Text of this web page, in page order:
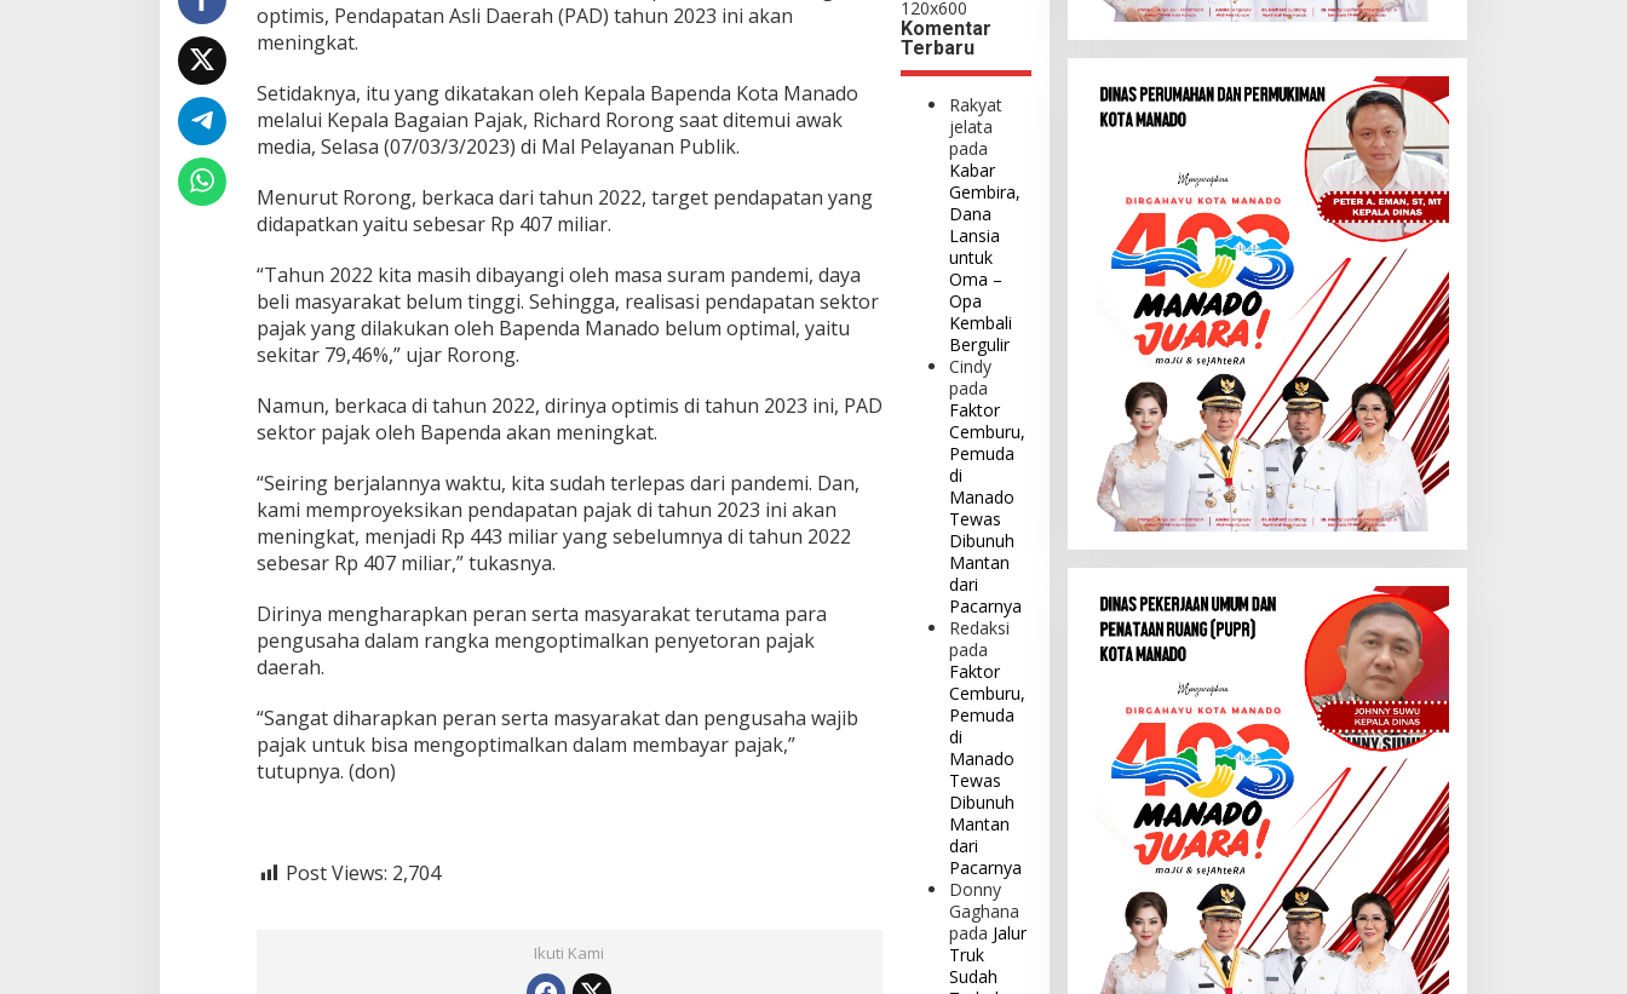
0
2
e
n
i
g
a
optimis, Pendapatan Asli Daerah (PAD) tahun 2023 ini akan
meningkat.
Setidaknya, itu yang dikatakan oleh Kepala Bapenda Kota Manado
melalui Kepala Bagaian Pajak, Richard Rorong saat ditemui awak
media, Selasa (07/03/3/2023) di Mal Pelayanan Publik.
Menurut Rorong, berkaca dari tahun 2022, target pendapatan yang
didapatkan yaitu sebesar Rp 407 miliar.
“Tahun 2022 kita masih dibayangi oleh masa suram pandemi, daya
beli masyarakat belum tinggi. Sehingga, realisasi pendapatan sektor
pajak yang dilakukan oleh Bapenda Manado belum optimal, yaitu
sekitar 79,46%,” ujar Rorong.
Namun, berkaca di tahun 2022, dirinya optimis di tahun 2023 ini, PAD
sektor pajak oleh Bapenda akan meningkat.
“Seiring berjalannya waktu, kita sudah terlepas dari pandemi. Dan,
kami memproyeksikan pendapatan pajak di tahun 2023 ini akan
meningkat, menjadi Rp 443 miliar yang sebelumnya di tahun 2022
sebesar Rp 407 miliar,” tukasnya.
Dirinya mengharapkan peran serta masyarakat terutama para
pengusaha dalam rangka mengoptimalkan penyetoran pajak
daerah.
“Sangat diharapkan peran serta masyarakat dan pengusaha wajib
pajak untuk bisa mengoptimalkan dalam membayar pajak,”
tutupnya. (don)
Post Views: 2,704
Ikuti Kami
Komentar
Terbaru
Rakyat
jelata
pada
Kabar
Gembira,
Dana
Lansia
untuk
Oma –
Opa
Kembali
Bergulir
Cindy
pada
Faktor
Cemburu,
Pemuda
di
Manado
Tewas
Dibunuh
Mantan
dari
Pacarnya
Redaksi
pada
Faktor
Cemburu,
Pemuda
di
Manado
Tewas
Dibunuh
Mantan
dari
Pacarnya
Donny
Gaghana
pada Jalur
Truk
Sudah